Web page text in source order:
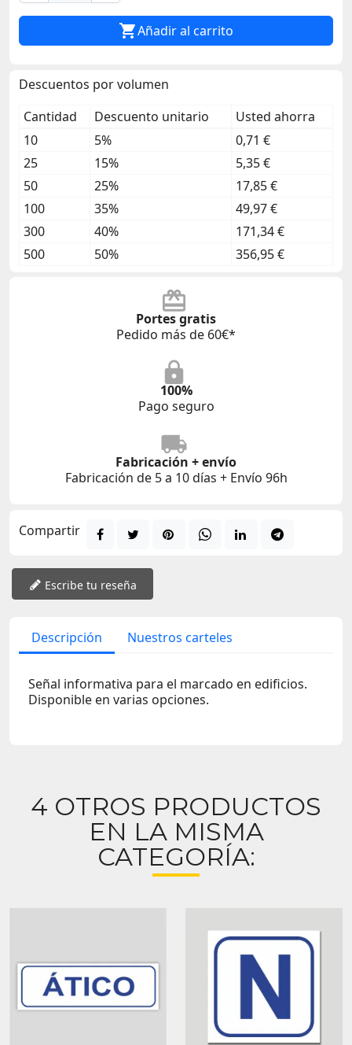
Añadir al carrito
Descuentos por volumen
Cantidad
Descuento unitario
Usted ahorra
10
5%
0,71 €
25
15%
5,35 €
50
25%
17,85 €
100
35%
49,97 €
300
40%
171,34 €
500
50% 356,95 €
Portes gratis
Pedido más de 60€*
100%
Pago seguro
Fabricación + envío
Fabricación de 5 a 10 días + Envío 96h
Compartir
Escribe tu reseña
Descripción Nuestros carteles
Señal informativa para el marcado en edificios.
Disponible en varias opciones.
4 OTROS PRODUCTOS
EN LA MISMA
CATEGORÍA: